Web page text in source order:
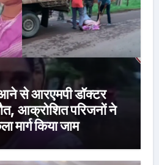
से आरएमपी डॉक्टर
आक्रोशित परिजनों ने
मार्ग किया जाम